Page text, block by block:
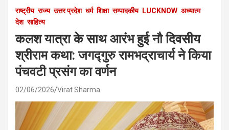
राष्ट्रीय राज्य उत्तर प्रदेश धर्म शिक्षा सम्पादकीय LUCKNOW अध्यात्म
देश साहित्य
कलश यात्रा के साथ आरंभ हुई नौ दिवसीय
श्रीराम कथा: जगद्गुरु रामभद्राचार्य ने किया
पंचवटी प्रसंग का वर्णन
02/06/2026 Virat Sharma